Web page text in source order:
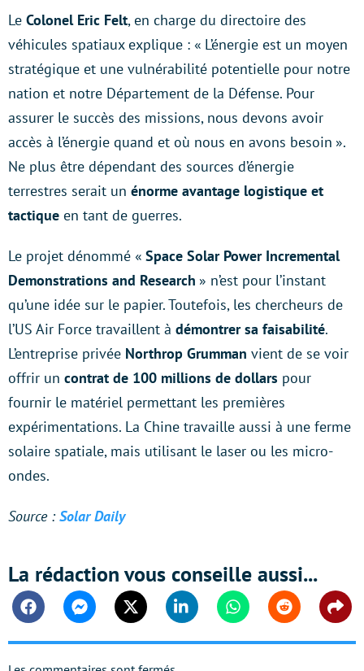
Le Colonel Eric Felt, en charge du directoire des
véhicules spatiaux explique : « L’énergie est un moyen
stratégique et une vulnérabilité potentielle pour notre
nation et notre Département de la Défense. Pour
assurer le succès des missions, nous devons avoir
accès à l’énergie quand et où nous en avons besoin ».
Ne plus être dépendant des sources d’énergie
terrestres serait un énorme avantage logistique et
tactique en tant de guerres.
Le projet dénommé « Space Solar Power Incremental
Demonstrations and Research » n’est pour l’instant
qu’une idée sur le papier. Toutefois, les chercheurs de
l’US Air Force travaillent à démontrer sa faisabilité.
L’entreprise privée Northrop Grumman vient de se voir
offrir un contrat de 100 millions de dollars pour
fournir le matériel permettant les premières
expérimentations. La Chine travaille aussi à une ferme
solaire spatiale, mais utilisant le laser ou les micro-
ondes.
Source : Solar Daily
La rédaction vous conseille aussi...
FacebookMessengerTwitter Linkedin WhatsappReddit